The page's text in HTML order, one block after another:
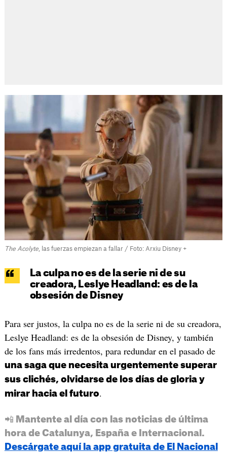
The Acolyte, las fuerzas empiezan a fallar / Foto: Arxiu Disney +
La culpa no es de la serie ni de su
creadora, Leslye Headland: es de la
obsesión de Disney
Para ser justos, la culpa no es de la serie ni de su creadora,
Leslye Headland: es de la obsesión de Disney, y también
de los fans más irredentos, para redundar en el pasado de
una saga que necesita urgentemente superar
sus clichés, olvidarse de los días de gloria y
mirar hacia el futuro.
📲 Mantente al día con las noticias de última
hora de Catalunya, España e Internacional.
Descárgate aquí la app gratuita de El Nacional